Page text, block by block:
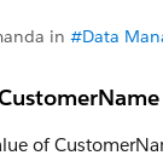
in #Data
of